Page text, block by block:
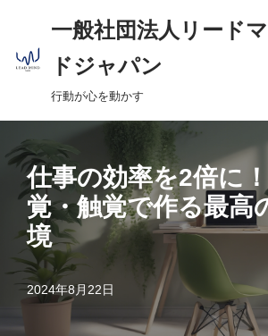
コ
ン
ン
ツ
へ
ス
ッ
プ
一般社団法人リード
ドジャパン
行動が心を動かす
仕事の効率を2倍に
覚・触覚で作る最高
境
2024年8月22日